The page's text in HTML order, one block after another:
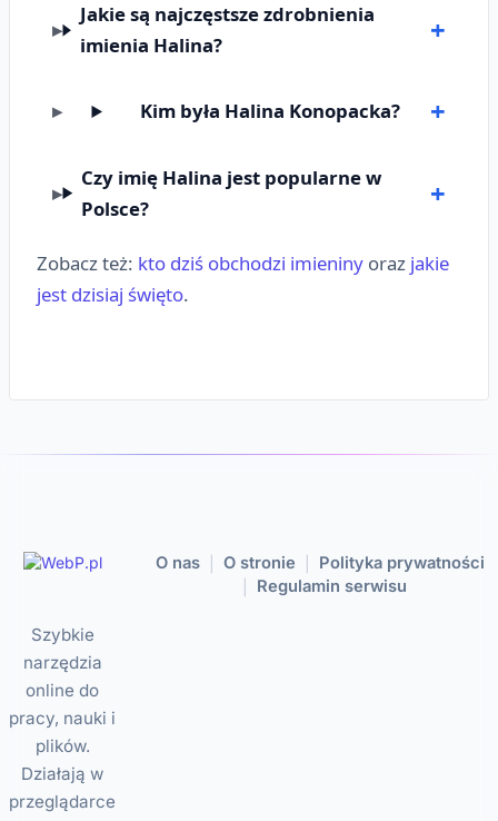
Jakie są najczęstsze zdrobnienia
imienia Halina?
Kim była Halina Konopacka?
Czy imię Halina jest popularne w
Polsce?
Zobacz też: kto dziś obchodzi imieniny oraz jakie
jest dzisiaj święto.
Szybkie
narzędzia
online do
pracy, nauki i
plików.
Działają w
przeglądarce
O nas O stronie Polityka prywatności
Regulamin serwisu